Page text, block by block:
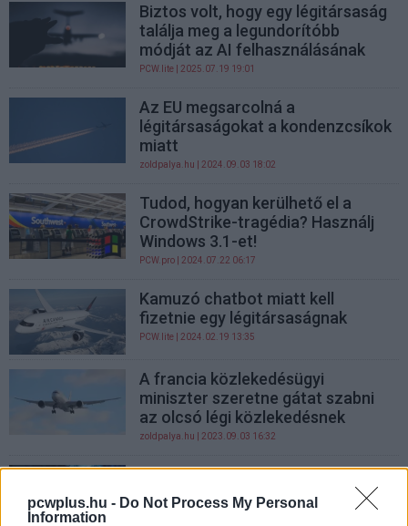
pcwplus.hu - Do Not Process My Personal
Information
Biztos volt, hogy egy légitársaság
találja meg a legundorítóbb
módját az AI felhasználásának
PCW.lite | 2025.07.19 19:01
Az EU megsarcolná a
légitársaságokat a kondenzcsíkok
miatt
zoldpalya.hu | 2024.09.03 18:02
Tudod, hogyan kerülhető el a
CrowdStrike-tragédia? Használj
Windows 3.1-et!
PCW.pro | 2024.07.22 06:17
Kamuzó chatbot miatt kell
fizetnie egy légitársaságnak
PCW.lite | 2024.02.19 13:35
A francia közlekedésügyi
miniszter szeretne gátat szabni
az olcsó légi közlekedésnek
zoldpalya.hu | 2023.09.03 16:32
Ironikus, de most egy bűvész
csomagját tüntette el a
légitársaság, és az AirTag lett a